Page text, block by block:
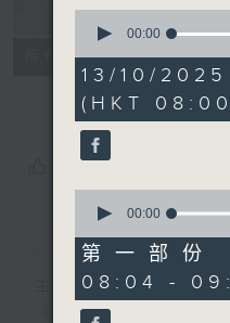
所有集數
千禧年
您喜歡這個節目嗎?
簡介 GIST
主持人：蕭洛汶
《千禧年代》
seconds
1
hour,
35
minutes,
22
seconds
00:00
13/10/
(HKT
seconds
49
minutes,
0
seconds
00:00
第一部份
08:04 -